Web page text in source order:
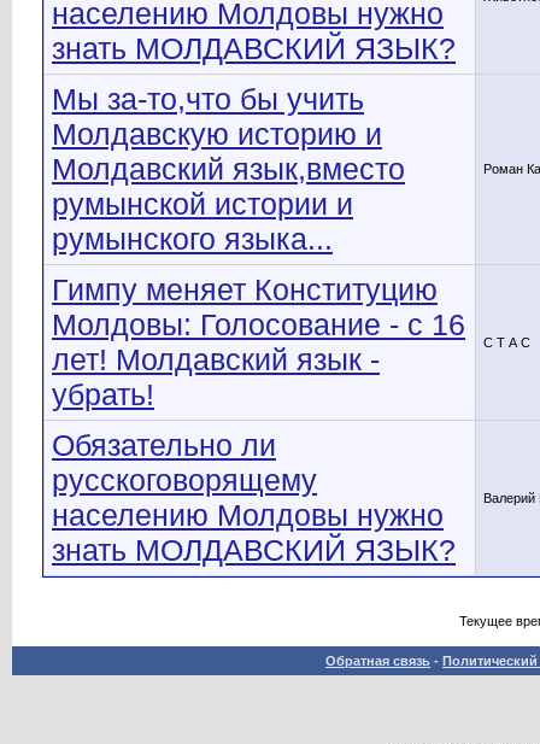
населению Молдовы нужно
знать МОЛДАВСКИЙ ЯЗЫК?
Мы за-то,что бы учить
Молдавскую историю и
Молдавский язык,вместо
румынской истории и
румынского языка...
Роман
Гимпу меняет Конституцию
Молдовы: Голосование - с 16
лет! Молдавский язык -
убрать!
С Т А С
Обязательно ли
русскоговорящему
населению Молдовы нужно
знать МОЛДАВСКИЙ ЯЗЫК?
Текущее
Обратная связь -